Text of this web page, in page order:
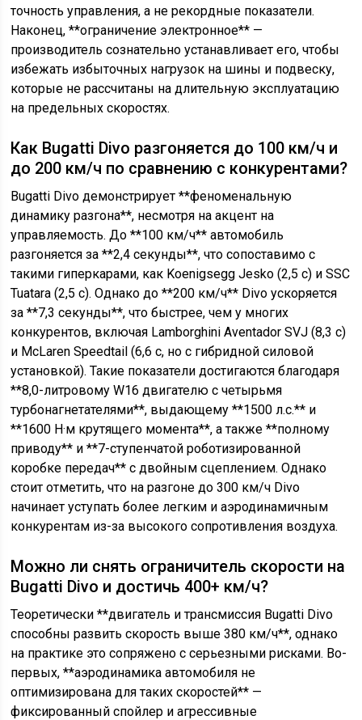
точность управления, а не рекордные показатели.
Наконец, **ограничение электронное** —
производитель сознательно устанавливает его, чтобы
избежать избыточных нагрузок на шины и подвеску,
которые не рассчитаны на длительную эксплуатацию
на предельных скоростях.
Как Bugatti Divo разгоняется до 100 км/ч и
до 200 км/ч по сравнению с конкурентами?
Bugatti Divo демонстрирует **феноменальную
динамику разгона**, несмотря на акцент на
управляемость. До **100 км/ч** автомобиль
разгоняется за **2,4 секунды**, что сопоставимо с
такими гиперкарами, как Koenigsegg Jesko (2,5 с) и SSC
Tuatara (2,5 с). Однако до **200 км/ч** Divo ускоряется
за **7,3 секунды**, что быстрее, чем у многих
конкурентов, включая Lamborghini Aventador SVJ (8,3 с)
и McLaren Speedtail (6,6 с, но с гибридной силовой
установкой). Такие показатели достигаются благодаря
**8,0-литровому W16 двигателю с четырьмя
турбонагнетателями**, выдающему **1500 л.с.** и
**1600 Н·м крутящего момента**, а также **полному
приводу** и **7-ступенчатой роботизированной
коробке передач** с двойным сцеплением. Однако
стоит отметить, что на разгоне до 300 км/ч Divo
начинает уступать более легким и аэродинамичным
конкурентам из-за высокого сопротивления воздуха.
Можно ли снять ограничитель скорости на
Bugatti Divo и достичь 400+ км/ч?
Теоретически **двигатель и трансмиссия Bugatti Divo
способны развить скорость выше 380 км/ч**, однако
на практике это сопряжено с серьезными рисками. Во-
первых, **аэродинамика автомобиля не
оптимизирована для таких скоростей** —
фиксированный спойлер и агрессивные